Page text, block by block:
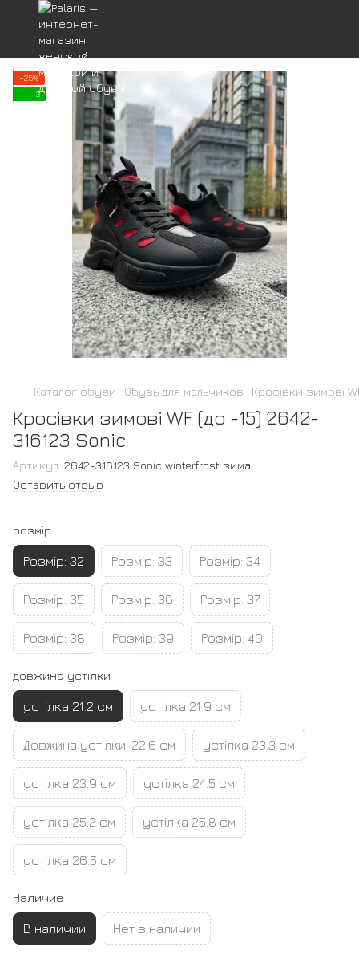
−25%
3
Каталог обуви Обувь для мальчиков Кросівки зимові
Кросівки зимові WF (до -15) 2642-
316123 Sonic
Артикул: 2642-316123 Sonic winterfrost зима
Оставить отзыв
розмір
Розмір: 32 Розмір: 33 Розмір: 34
Розмір: 35 Розмір: 36 Розмір: 37
Розмір: 38 Розмір: 39 Розмір: 40
довжина устілки
устілка 21.2 см устілка 21.9 см
Довжина устілки: 22.6 см устілка 23.3 см
устілка 23.9 см устілка 24.5 см
устілка 25.2 см устілка 25.8 см
устілка 26.5 см
Наличие
В наличии Нет в наличии